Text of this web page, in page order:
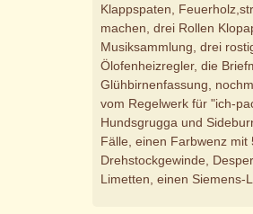
Klappspaten,
machen, drei Rollen
Musiksammlung, drei
Ölofenheizregler, die
Glühbirnenfassung,
vom Regelwerk für "ich-
Hundsgrugga und
Fälle, einen Farbwenz mit
Drehstockgewinde,
Limetten, einen Siemens-